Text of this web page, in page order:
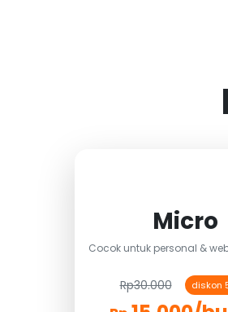
Micro
Cocok untuk personal &
Rp30.000 diskon